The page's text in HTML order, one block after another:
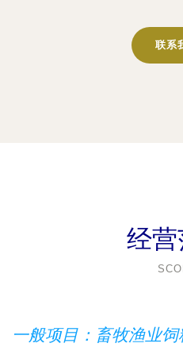
联系
经营
一般项目：畜牧渔业